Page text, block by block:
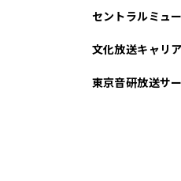
セントラルミュ
文化放送キャリ
東京音研放送サ